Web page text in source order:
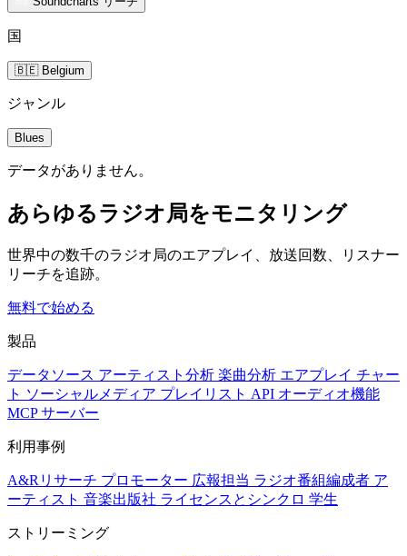
国
🇧🇪 Belgium
ジャンル
Blues
データがありません。
あらゆるラジオ局をモニタリング
世界中の数千のラジオ局のエアプレイ、放送回数、リスナー
リーチを追跡。
無料で始める
製品
データソース アーティスト分析 楽曲分析 エアプレイ チャー
ト ソーシャルメディア プレイリスト API オーディオ機能
MCP サーバー
利用事例
A&Rリサーチ プロモーター 広報担当 ラジオ番組編成者 ア
ーティスト 音楽出版社 ライセンスとシンクロ 学生
ストリーミング